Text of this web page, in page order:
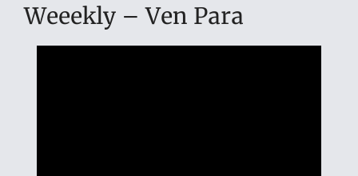
Weeekly – Ven Para